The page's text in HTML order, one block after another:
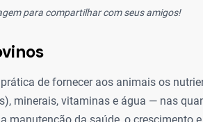
para compartilhar com seus amigos!
de fornecer aos animais os
minerais, vitaminas e água — nas
manutenção da saúde, o crescimento